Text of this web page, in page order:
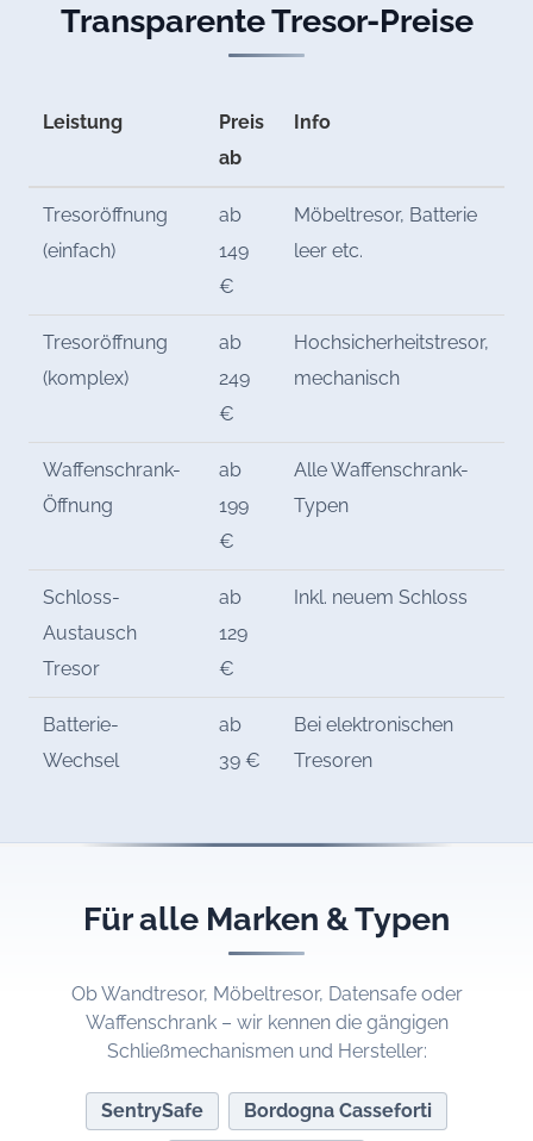
Transparente Tresor-Preise
Leistung
Preis
ab
Info
Tresoröffnung
(einfach)
ab
149
€
Möbeltresor, Batterie
leer etc.
Tresoröffnung
(komplex)
ab
249
€
Hochsicherheitstresor,
mechanisch
Waffenschrank-
Öffnung
ab
199
€
Alle Waffenschrank-
Typen
Schloss-
Austausch
Tresor
ab
129
€
Inkl. neuem Schloss
Batterie-
Wechsel
ab
39 €
Bei elektronischen
Tresoren
Für alle Marken & Typen
Ob Wandtresor, Möbeltresor, Datensafe oder
Waffenschrank – wir kennen die gängigen
Schließmechanismen und Hersteller:
SentrySafe Bordogna Casseforti